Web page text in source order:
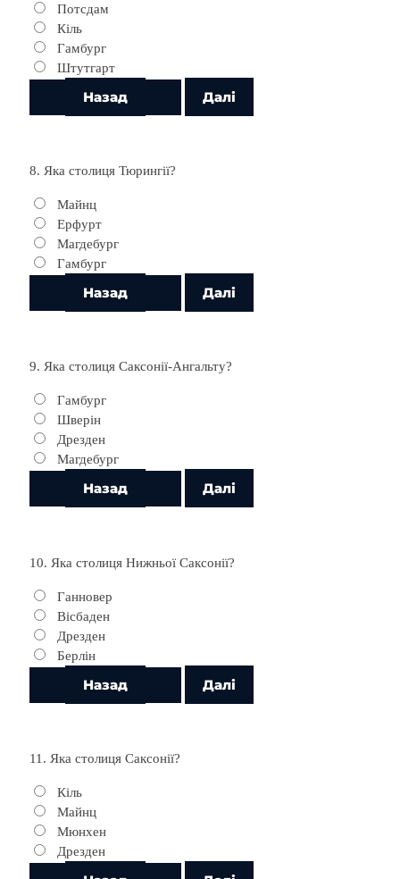
Потсдам
Кіль
Гамбург
Штутгарт
8. Яка столиця Тюрингії?
Майнц
Ерфурт
Магдебург
Гамбург
9. Яка столиця Саксонії-Ангальту?
Гамбург
Шверін
Дрезден
Магдебург
10. Яка столиця Нижньої Саксонії?
Ганновер
Вісбаден
Дрезден
Берлін
11. Яка столиця Саксонії?
Кіль
Майнц
Мюнхен
Дрезден